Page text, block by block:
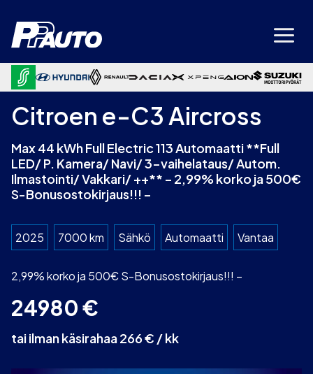
sisältöön
Citroen e-C3 Aircross
Max 44 kWh Full Electric 113 Automaatti **Full
LED/ P. Kamera/ Navi/ 3-vaihelataus/ Autom.
Ilmastointi/ Vakkari/ ++** – 2,99% korko ja 500€
S-Bonusostokirjaus!!! –
2025 7000 km Sähkö Automaatti Vantaa
2,99% korko ja 500€ S-Bonusostokirjaus!!! –
24980€
tai ilman käsirahaa 266 € / kk